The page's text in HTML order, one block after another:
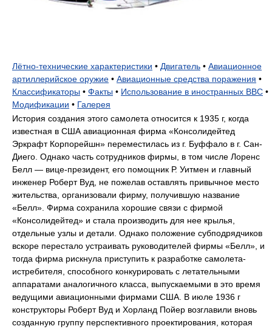
Лётно-технические характеристики • Двигатель • Авиационное
артиллерийское оружие • Авиационные средства поражения •
Классификаторы • Факты • Использование в иностранных ВВС •
Модификации • Галерея
История создания этого самолета относится к 1935 г, когда
известная в США авиационная фирма «Консолидейтед
Эркрафт Корпорейшн» переместилась из г. Буффало в г. Сан-
Диего. Однако часть сотрудников фирмы, в том числе Лоренс
Белл — вице-президент, его помощник Р. Уитмен и главный
инженер Роберт Вуд, не пожелав оставлять привычное место
жительства, организовали фирму, получившую название
«Белл». Фирма сохранила хорошие связи с фирмой
«Консолидейтед» и стала производить для нее крылья,
отдельные узлы и детали. Однако положение субподрядчиков
вскоре перестало устраивать руководителей фирмы «Белл», и
тогда фирма рискнула приступить к разработке самолета-
истребителя, способного конкурировать с летательными
аппаратами аналогичного класса, выпускаемыми в это время
ведущими авиационными фирмами США. В июле 1936 г
конструкторы Роберт Вуд и Хорланд Пойер возглавили вновь
созданную группу перспективного проектирования, которая